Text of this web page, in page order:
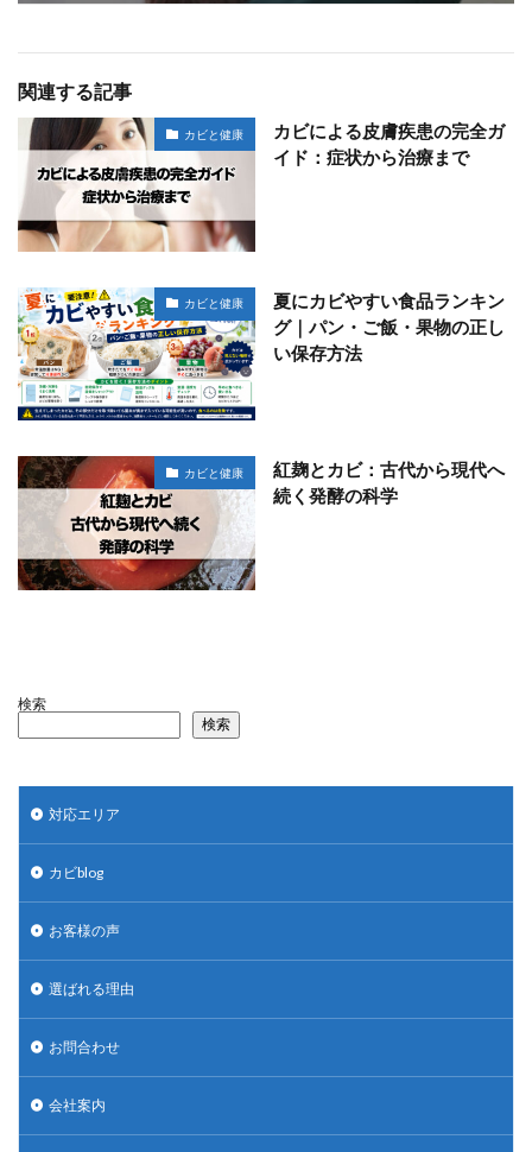
関連する記事
カビと健康
カビによる皮膚疾患の完全ガ
イド：症状から治療まで
カビと健康
夏にカビやすい食品ランキン
グ｜パン・ご飯・果物の正し
い保存方法
カビと健康
紅麹とカビ：古代から現代へ
続く発酵の科学
検索
検索
対応エリア
カビblog
お客様の声
選ばれる理由
お問合わせ
会社案内